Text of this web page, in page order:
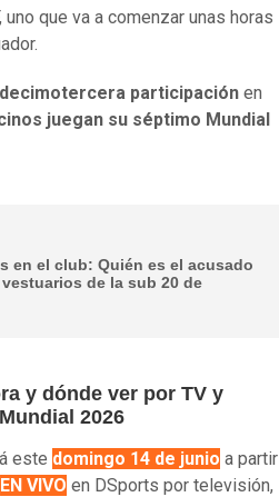
que va a comenzar unas horas
participación en
juegan su séptimo Mundial
en el club: Quién es el acusado
de la sub 20 de
y dónde ver por TV y
2026
este domingo 14 de junio a partir
EN VIVO en DSports por televisión,